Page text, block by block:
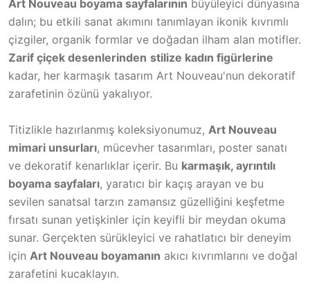
Art Nouveau boyama sayfalarının büyüleyici dünyasına
dalın; bu etkili sanat akımını tanımlayan ikonik kıvrımlı
çizgiler, organik formlar ve doğadan ilham alan motifler.
Zarif çiçek desenlerinden stilize kadın figürlerine
kadar, her karmaşık tasarım Art Nouveau'nun dekoratif
zarafetinin özünü yakalıyor.
Titizlikle hazırlanmış koleksiyonumuz, Art Nouveau
mimari unsurları, mücevher tasarımları, poster sanatı
ve dekoratif kenarlıklar içerir. Bu karmaşık, ayrıntılı
boyama sayfaları, yaratıcı bir kaçış arayan ve bu
sevilen sanatsal tarzın zamansız güzelliğini keşfetme
fırsatı sunan yetişkinler için keyifli bir meydan okuma
sunar. Gerçekten sürükleyici ve rahatlatıcı bir deneyim
için Art Nouveau boyamanın akıcı kıvrımlarını ve doğal
zarafetini kucaklayın.